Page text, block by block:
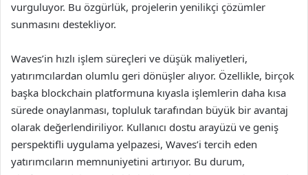
vurguluyor. Bu özgürlük, projelerin yenilikçi çözümler
sunmasını destekliyor.
Waves’in hızlı işlem süreçleri ve düşük maliyetleri,
yatırımcılardan olumlu geri dönüşler alıyor. Özellikle, birçok
başka blockchain platformuna kıyasla işlemlerin daha kısa
sürede onaylanması, topluluk tarafından büyük bir avantaj
olarak değerlendiriliyor. Kullanıcı dostu arayüzü ve geniş
perspektifli uygulama yelpazesi, Waves’i tercih eden
yatırımcıların memnuniyetini artırıyor. Bu durum,